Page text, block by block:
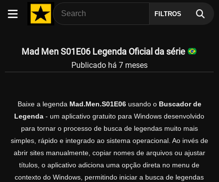
FILTROS
Mad Men S01E06 Legenda Oficial da série
Publicado há 7 meses
Baixe a legenda Mad.Men.S01E06usando o Buscador de
Legenda - um aplicativo gratuito para Windows desenvolvido
para tornar o processo de busca de legendas muito mais
simples, rápido e integrado ao sistema operacional. Ao invés de
abrir sites manualmente, copiar nomes de arquivos ou ajustar
títulos, o aplicativo adiciona uma opção direta no menu de
contexto do Windows, permitindo iniciar a busca de legendas